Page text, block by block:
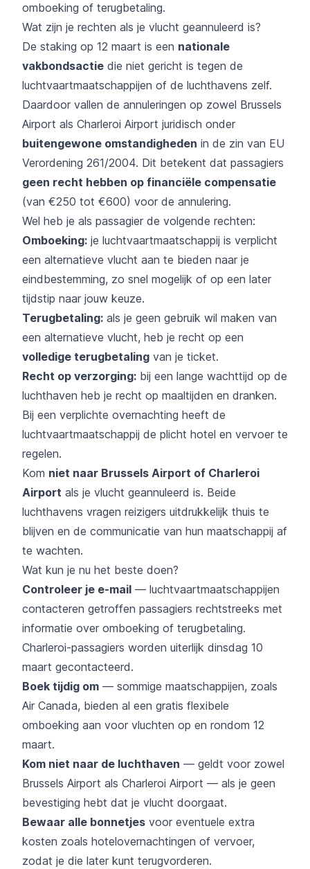
omboeking of terugbetaling.
Wat zijn je rechten als je vlucht geannuleerd is?
De staking op 12 maart is een nationale
vakbondsactie die niet gericht is tegen de
luchtvaartmaatschappijen of de luchthavens zelf.
Daardoor vallen de annuleringen op zowel Brussels
Airport als Charleroi Airport juridisch onder
buitengewone omstandigheden in de zin van EU
Verordening 261/2004. Dit betekent dat passagiers
geen recht hebben op financiële compensatie
(van €250 tot €600) voor de annulering.
Wel heb je als passagier de volgende rechten:
Omboeking: je luchtvaartmaatschappij is verplicht
een alternatieve vlucht aan te bieden naar je
eindbestemming, zo snel mogelijk of op een later
tijdstip naar jouw keuze.
Terugbetaling: als je geen gebruik wil maken van
een alternatieve vlucht, heb je recht op een
volledige terugbetaling van je ticket.
Recht op verzorging: bij een lange wachttijd op de
luchthaven heb je recht op maaltijden en dranken.
Bij een verplichte overnachting heeft de
luchtvaartmaatschappij de plicht hotel en vervoer te
regelen.
Kom niet naar Brussels Airport of Charleroi
Airport als je vlucht geannuleerd is. Beide
luchthavens vragen reizigers uitdrukkelijk thuis te
blijven en de communicatie van hun maatschappij af
te wachten.
Wat kun je nu het beste doen?
Controleer je e-mail — luchtvaartmaatschappijen
contacteren getroffen passagiers rechtstreeks met
informatie over omboeking of terugbetaling.
Charleroi-passagiers worden uiterlijk dinsdag 10
maart gecontacteerd.
Boek tijdig om — sommige maatschappijen, zoals
Air Canada, bieden al een gratis flexibele
omboeking aan voor vluchten op en rondom 12
maart.
Kom niet naar de luchthaven — geldt voor zowel
Brussels Airport als Charleroi Airport — als je geen
bevestiging hebt dat je vlucht doorgaat.
Bewaar alle bonnetjes voor eventuele extra
kosten zoals hotelovernachtingen of vervoer,
zodat je die later kunt terugvorderen.